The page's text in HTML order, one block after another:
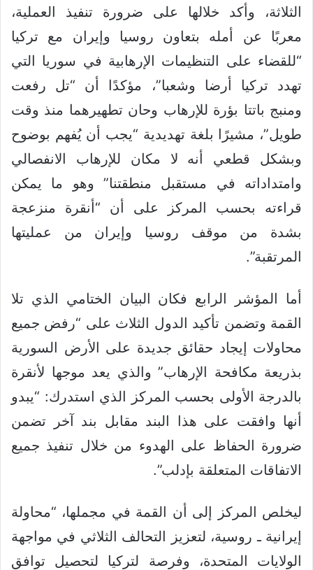
الثلاثة، وأكد خلالها على ضرورة تنفيذ العملية،
معربًا عن أمله بتعاون روسيا وإيران مع تركيا
“للقضاء على التنظيمات الإرهابية في سوريا التي
تهدد تركيا أرضا وشعبا”، مؤكدًا أن “تل رفعت
ومنبج باتتا بؤرة للإرهاب وحان تطهيرهما منذ وقت
طويل”، مشيرًا بلغة تهديدية “يجب أن يُفهم بوضوح
وبشكل قطعي أنه لا مكان للإرهاب الانفصالي
وامتداداته في مستقبل منطقتنا” وهو ما يمكن
قراءته بحسب المركز على أن “أنقرة منزعجة
بشدة من موقف روسيا وإيران من عمليتها
المرتقبة”.
أما المؤشر الرابع فكان البيان الختامي الذي تلا
القمة وتضمن تأكيد الدول الثلاث على “رفض جميع
محاولات إيجاد حقائق جديدة على الأرض السورية
بذريعة مكافحة الإرهاب” والذي يعد موجها لأنقرة
بالدرجة الأولى بحسب المركز الذي استدرك: “يبدو
أنها وافقت على هذا البند مقابل بند آخر تضمن
ضرورة الحفاظ على الهدوء من خلال تنفيذ جميع
الاتفاقات المتعلقة بإدلب”.
ليخلص المركز إلى أن القمة في مجملها، “محاولة
إيرانية ـ روسية، لتعزيز التحالف الثلاثي في مواجهة
الولايات المتحدة، وفرصة لتركيا لتحصيل توافق